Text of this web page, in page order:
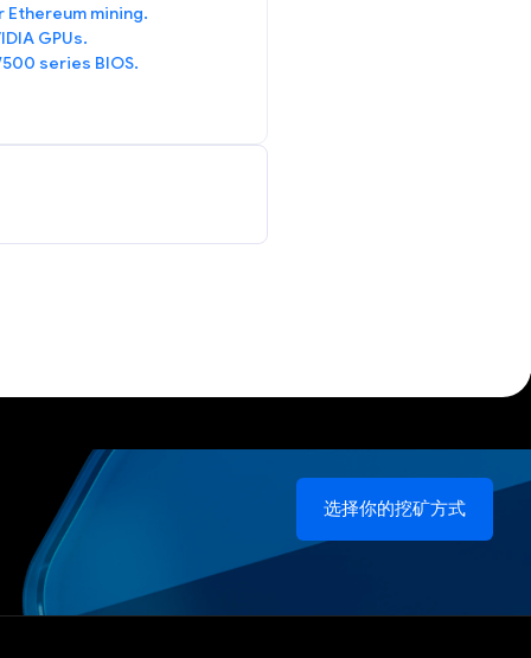
mining.
GPUs.
series BIOS.
选择你的挖矿方式